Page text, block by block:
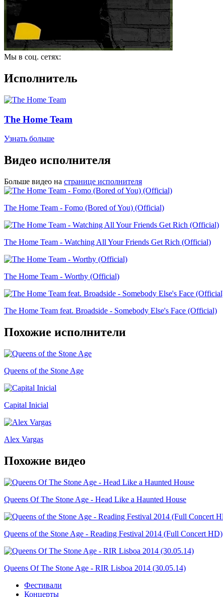
Мы в соц. сетях:
Исполнитель
The Home Team
Узнать больше
Видео исполнителя
Больше видео на странице исполнителя
The Home Team - Fomo (Bored of You) (Official)
The Home Team - Watching All Your Friends Get Rich (Official)
The Home Team - Worthy (Official)
The Home Team feat. Broadside - Somebody Else's Face (Official)
Похожие исполнители
Queens of the Stone Age
Capital Inicial
Alex Vargas
Похожие видео
Queens Of The Stone Age - Head Like a Haunted House
Queens of the Stone Age - Reading Festival 2014 (Full Concert HD)
Queens Of The Stone Age - RIR Lisboa 2014 (30.05.14)
Фестивали
Концерты